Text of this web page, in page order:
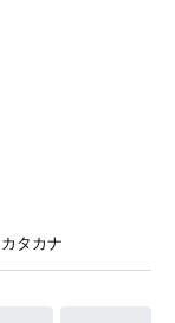
カタカナ